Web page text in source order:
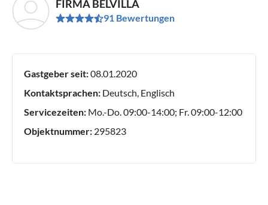
FIRMA BELVILLA
91 Bewertungen
Gastgeber seit:08.01.2020
Kontaktsprachen: Deutsch, Englisch
Servicezeiten: Mo.-Do. 09:00-14:00; Fr. 09:00-12:00
Objektnummer: 295823